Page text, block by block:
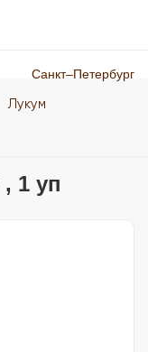
Санкт–Петербург
Лукум
1 уп